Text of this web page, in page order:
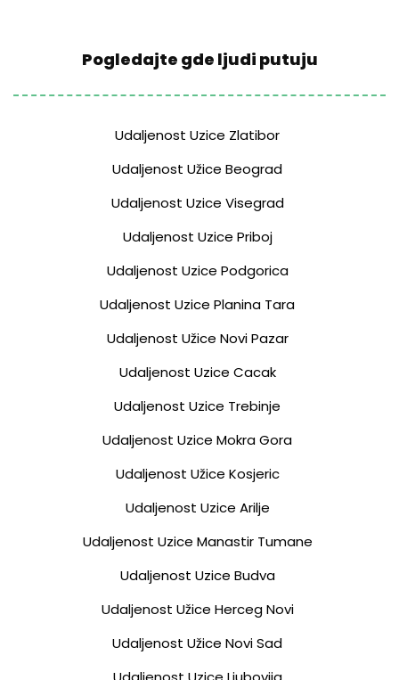
Pogledajte gde ljudi putuju
Udaljenost Uzice Zlatibor
Udaljenost Užice Beograd
Udaljenost Uzice Visegrad
Udaljenost Uzice Priboj
Udaljenost Uzice Podgorica
Udaljenost Uzice Planina Tara
Udaljenost Užice Novi Pazar
Udaljenost Uzice Cacak
Udaljenost Uzice Trebinje
Udaljenost Uzice Mokra Gora
Udaljenost Užice Kosjeric
Udaljenost Uzice Arilje
Udaljenost Uzice Manastir Tumane
Udaljenost Uzice Budva
Udaljenost Užice Herceg Novi
Udaljenost Užice Novi Sad